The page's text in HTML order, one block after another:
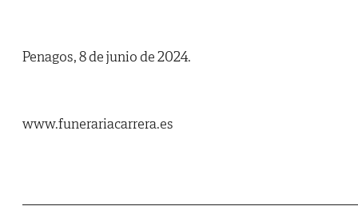
Penagos, 8 de junio de 2024.
www.funerariacarrera.es